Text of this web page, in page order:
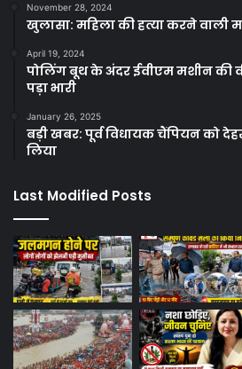
November 28, 2024
खुलासा: महिला की हत्या करने वाली
April 19, 2024
पोलिंग बूथ के अंदर ईवीएम मशीन की
पड़ा भारी
January 26, 2025
बड़ी खबर: पूर्व विधायक चैंपियन को
लिया
Last Modified Posts